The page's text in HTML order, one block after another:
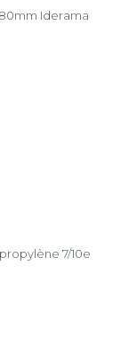
Iderama
7/10e